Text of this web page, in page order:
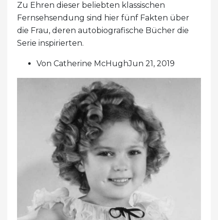
Zu Ehren dieser beliebten klassischen
Fernsehsendung sind hier fünf Fakten über
die Frau, deren autobiografische Bücher die
Serie inspirierten.
Von Catherine McHughJun 21, 2019